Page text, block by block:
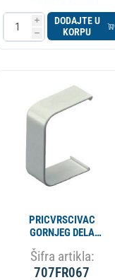
i
h
DODAJTE U
KORPU
PRICVRSCIVAC
GORNJEG DELA
KANALICE 65X50
CPLUS VECAMCO
9801-102-08
Šifra artikla:
707FR067